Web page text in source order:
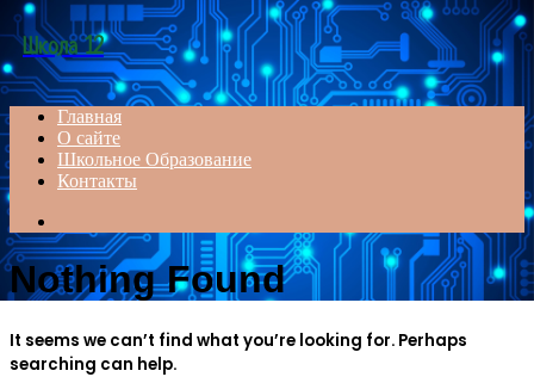
Menu
Школа 12
Главная
О сайте
Школьное Образование
Контакты
for
Nothing Found
It seems we can’t find what you’re looking for. Perhaps
searching can help.